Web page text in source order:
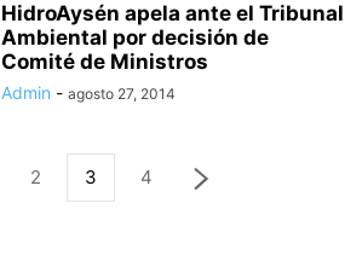
HidroAysén apela ante el Tribunal
Ambiental por decisión de
Comité de Ministros
Admin - agosto 27, 2014
2 3 4